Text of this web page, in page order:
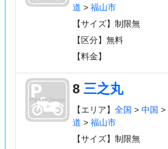
道 > 福山市
【サイズ】制限無
【区分】無料
【料金】
8 三之丸
【エリア】 全国 > 中国 >
道 > 福山市
【サイズ】制限無